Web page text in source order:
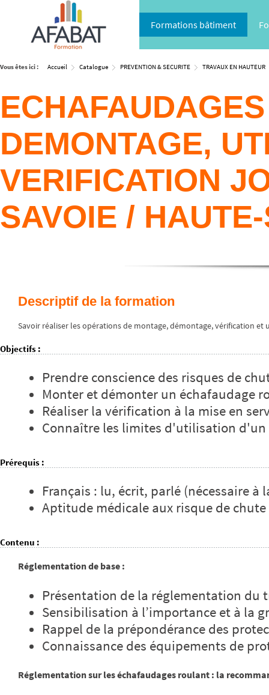
Formations bâtiment
Vous êtes ici : Accueil Catalogue PREVENTION & SECURITE TRAVAUX EN HAUTEUR
DEMONTAGE,
VERIFICATION
SAVOIE /
Descriptif de la formation
Savoir réaliser les opérations de montage, démontage, vérification
Objectifs :
Prendre conscience des risques de
Monter et démonter un échafaudage
Réaliser la vérification à la mise en
Connaître les limites d'utilisation
Prérequis :
Français : lu, écrit, parlé (nécessaire
Aptitude médicale aux risque de
Contenu :
Réglementation de base :
Présentation de la réglementation du
Sensibilisation à l’importance et à la
Rappel de la prépondérance des
Connaissance des équipements de
Réglementation sur les échafaudages roulant : la